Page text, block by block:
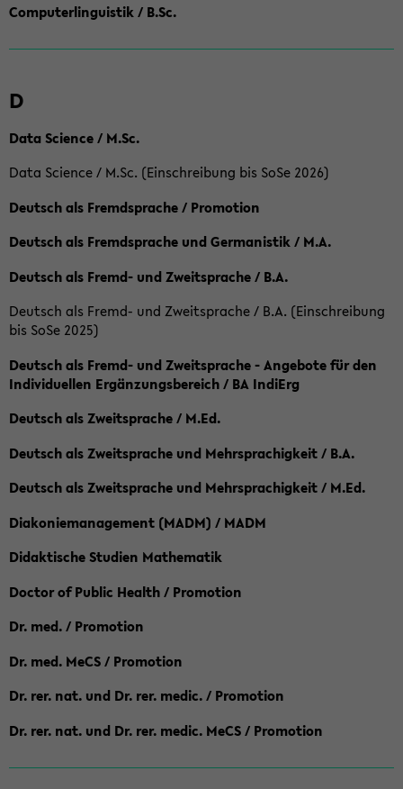
Computerlinguistik / B.Sc.
D
Data Science / M.Sc.
Data Science / M.Sc. (Einschreibung bis SoSe 2026)
Deutsch als Fremdsprache / Promotion
Deutsch als Fremdsprache und Germanistik / M.A.
Deutsch als Fremd- und Zweitsprache / B.A.
Deutsch als Fremd- und Zweitsprache / B.A. (Einschreibung
bis SoSe 2025)
Deutsch als Fremd- und Zweitsprache - Angebote für den
Individuellen Ergänzungsbereich / BA IndiErg
Deutsch als Zweitsprache / M.Ed.
Deutsch als Zweitsprache und Mehrsprachigkeit / B.A.
Deutsch als Zweitsprache und Mehrsprachigkeit / M.Ed.
Diakoniemanagement (MADM) / MADM
Didaktische Studien Mathematik
Doctor of Public Health / Promotion
Dr. med. / Promotion
Dr. med. MeCS / Promotion
Dr. rer. nat. und Dr. rer. medic. / Promotion
Dr. rer. nat. und Dr. rer. medic. MeCS / Promotion